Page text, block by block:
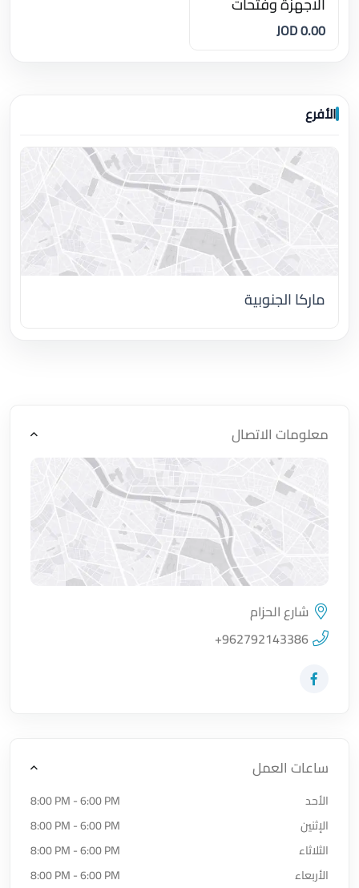
الكور ماشين جميع
0.00 JOD
الأفرع
ماركا الجنوبية
معلومات الاتصال
اضغط لتحميل الموقع
شارع الحزام
+962792143386
زيارة حساب المتجر على Facebook-f
ساعات العمل
الأحد
8:00 PM - 6:00 PM
الإثنين
8:00 PM - 6:00 PM
الثلاثاء
8:00 PM - 6:00 PM
الأربعاء
8:00 PM - 6:00 PM